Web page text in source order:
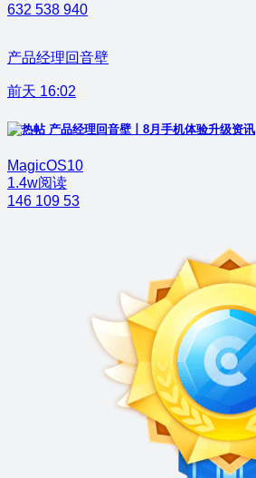
632 538 940
产品经理回音壁
前天 16:02
产品经理回音壁丨8月手机体验升级资讯
MagicOS10
1.4w阅读
146 109 53